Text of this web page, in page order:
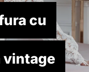
cu
vintage